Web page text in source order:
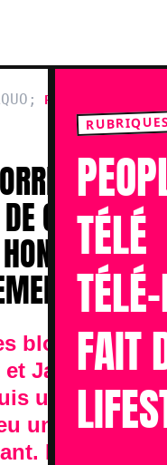
TÉLÉ
FAIT
PERSONNALITÉS
EN
GROSSES
JE
blogueurs
Jazz
une soirée
un
La jeune